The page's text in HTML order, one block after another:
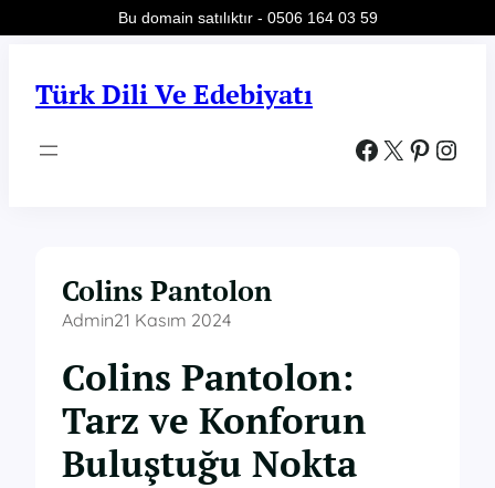
Türk Dili Ve Edebiyatı
Facebook X Pinterest Instagram
Colins Pantolon
Admin21 Kasım 2024
Colins Pantolon:
Tarz ve Konforun
Buluştuğu Nokta
Bu domain satılıktır - 0506 164 03 59